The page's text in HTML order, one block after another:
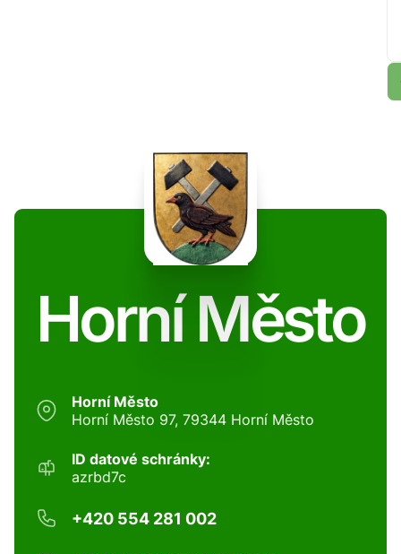
Horní Město
Horní Město
Horní Město 97, 79344 Horní Město
ID datové schránky:
azrbd7c
+420 554 281 002